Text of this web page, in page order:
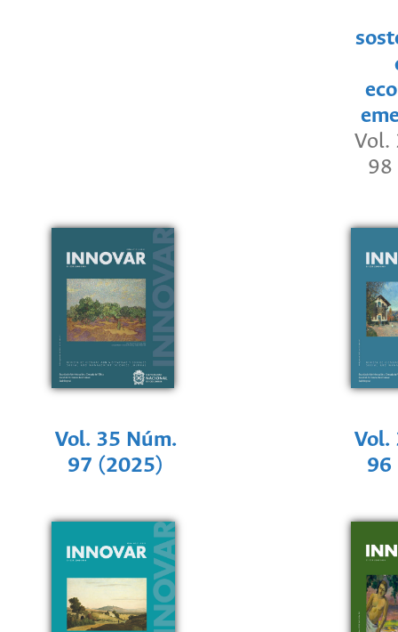
Vol.
98
Vol. 35 Núm.
97 (2025)
Vol.
96